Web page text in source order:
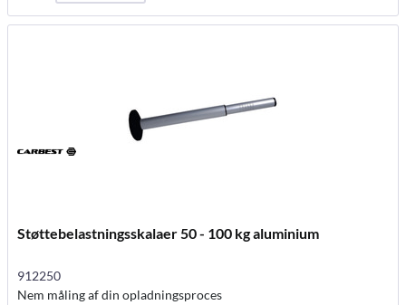
Støttebelastningsskalaer 50 - 100 kg aluminium
912250
Nem måling af din opladningsproces